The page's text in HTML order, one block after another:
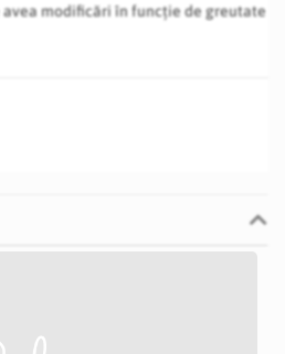
modificări în funcție de greutate